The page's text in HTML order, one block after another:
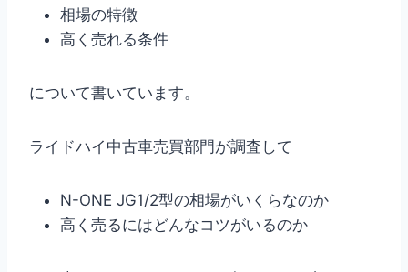
相場の特徴
高く売れる条件
について書いています。
ライドハイ中古車売買部門が調査して
N-ONE JG1/2型の相場がいくらなのか
高く売るにはどんなコツがいるのか